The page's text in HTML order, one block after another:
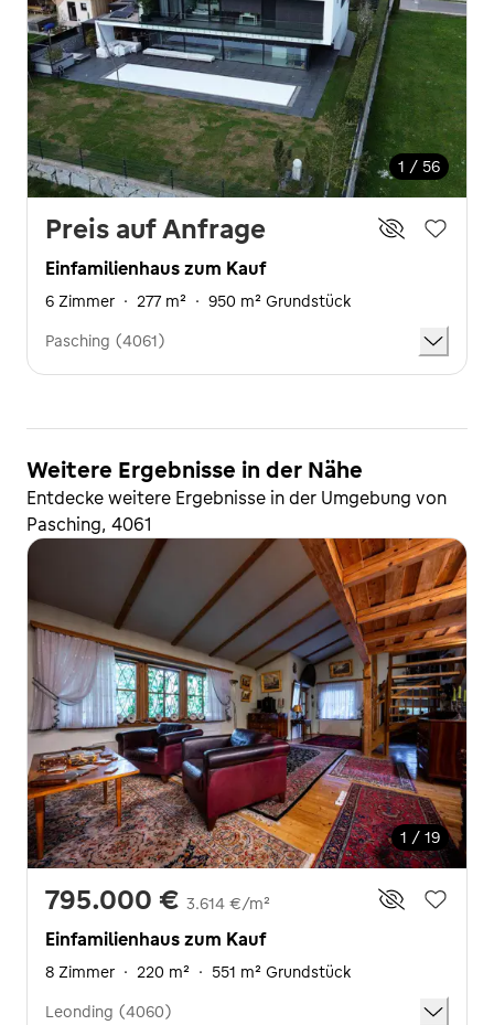
1 / 56
Preis auf Anfrage
Einfamilienhaus zum Kauf
6 Zimmer · 277 m² · 950 m² Grundstück
Pasching (4061)
Weitere Ergebnisse in der Nähe
Entdecke weitere Ergebnisse in der Umgebung von
Pasching, 4061
1 / 19
795.000 € 3.614 €/m²
Einfamilienhaus zum Kauf
8 Zimmer · 220 m² · 551 m² Grundstück
Leonding (4060)